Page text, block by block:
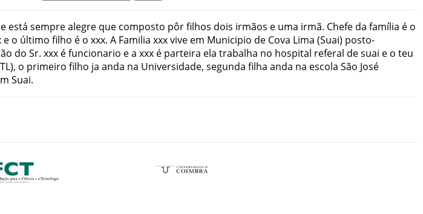
está semprealegre que composto pôrfilhos dois irmãos e uma irmã. Chefe da família é o
e o último filho é o xxx. A Familia xxxvive em Municipio de Cova Lima (Suai) posto-
do Sr. xxx éfuncionario ea xxx é parteira ela trabalha no hospital referal desuai e o teu
), o primeiro filho ja anda na Universidade, segunda filha anda na escola São José
Suai.